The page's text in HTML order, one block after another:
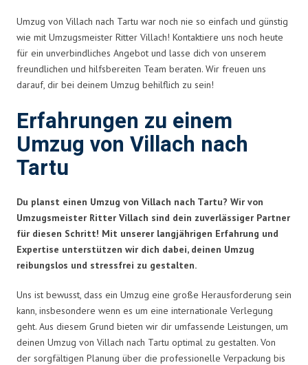
Umzug von Villach nach Tartu war noch nie so einfach und günstig
wie mit Umzugsmeister Ritter Villach! Kontaktiere uns noch heute
für ein unverbindliches Angebot und lasse dich von unserem
freundlichen und hilfsbereiten Team beraten. Wir freuen uns
darauf, dir bei deinem Umzug behilflich zu sein!
Erfahrungen zu einem
Umzug von Villach nach
Tartu
Du planst einen Umzug von Villach nach Tartu? Wir von
Umzugsmeister Ritter Villach sind dein zuverlässiger Partner
für diesen Schritt! Mit unserer langjährigen Erfahrung und
Expertise unterstützen wir dich dabei, deinen Umzug
reibungslos und stressfrei zu gestalten.
Uns ist bewusst, dass ein Umzug eine große Herausforderung sein
kann, insbesondere wenn es um eine internationale Verlegung
geht. Aus diesem Grund bieten wir dir umfassende Leistungen, um
deinen Umzug von Villach nach Tartu optimal zu gestalten. Von
der sorgfältigen Planung über die professionelle Verpackung bis